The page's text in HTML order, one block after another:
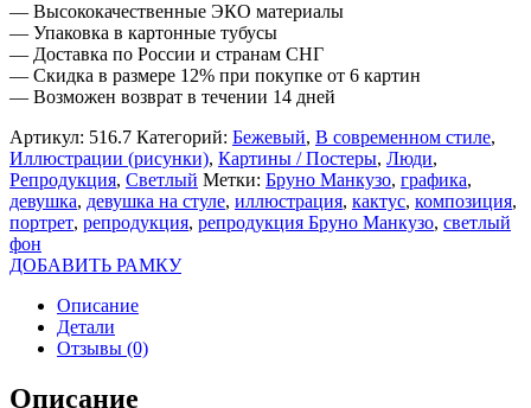
— Высококачественные ЭКО материалы
— Упаковка в картонные тубусы
— Доставка по России и странам СНГ
— Скидка в размере 12% при покупке от 6 картин
— Возможен возврат в течении 14 дней
Артикул: 516.7 Категорий: Бежевый, В современном стиле,
Иллюстрации (рисунки), Картины / Постеры, Люди,
Репродукция, Светлый Метки: Бруно Манкузо, графика,
девушка, девушка на стуле, иллюстрация, кактус, композиция,
портрет, репродукция, репродукция Бруно Манкузо, светлый
фон
ДОБАВИТЬ РАМКУ
Описание
Детали
Отзывы (0)
Описание